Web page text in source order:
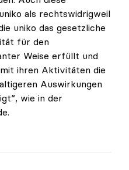
als rechtswidrigweil
uniko das gesetzliche
für den
Weise erfüllt und
ihren Aktivitäten die
Auswirkungen
wie in der
entsendet nun doch